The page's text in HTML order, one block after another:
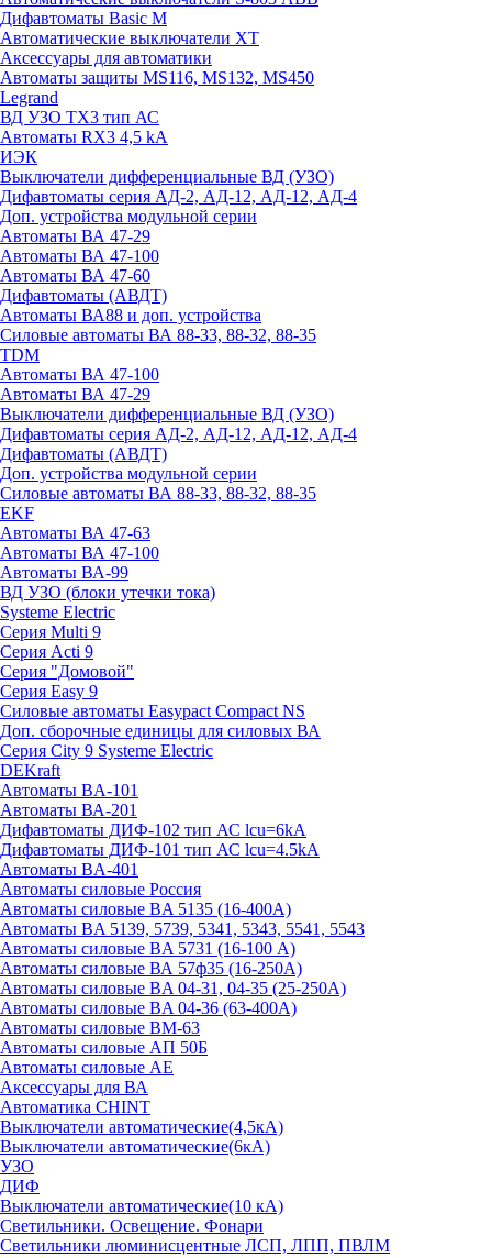
Дифавтоматы Basic M
Автоматические выключатели XT
Аксессуары для автоматики
Автоматы защиты MS116, MS132, MS450
Legrand
ВД УЗО TX3 тип АС
Автоматы RX3 4,5 kA
ИЭК
Выключатели дифференциальные ВД (УЗО)
Дифавтоматы серия АД-2, АД-12, АД-12, АД-4
Доп. устройства модульной серии
Автоматы ВА 47-29
Автоматы ВА 47-100
Автоматы ВА 47-60
Дифавтоматы (АВДТ)
Автоматы ВА88 и доп. устройства
Силовые автоматы ВА 88-33, 88-32, 88-35
TDM
Автоматы ВА 47-100
Автоматы ВА 47-29
Выключатели дифференциальные ВД (УЗО)
Дифавтоматы серия АД-2, АД-12, АД-12, АД-4
Дифавтоматы (АВДТ)
Доп. устройства модульной серии
Силовые автоматы ВА 88-33, 88-32, 88-35
EKF
Автоматы ВА 47-63
Автоматы ВА 47-100
Автоматы ВА-99
ВД УЗО (блоки утечки тока)
Systeme Electric
Серия Multi 9
Серия Acti 9
Серия "Домовой"
Серия Easy 9
Силовые автоматы Easypact Compact NS
Доп. сборочные единицы для силовых ВА
Серия City 9 Systeme Electric
DEKraft
Автоматы BA-101
Автоматы ВА-201
Дифавтоматы ДИФ-102 тип АС lcu=6kA
Дифавтоматы ДИФ-101 тип АС lcu=4.5kA
Автоматы BA-401
Автоматы силовые Россия
Автоматы силовые BA 5135 (16-400А)
Автоматы BA 5139, 5739, 5341, 5343, 5541, 5543
Автоматы силовые BA 5731 (16-100 А)
Автоматы силовые ВА 57ф35 (16-250А)
Автоматы силовые BA 04-31, 04-35 (25-250А)
Автоматы силовые BA 04-36 (63-400А)
Автоматы силовые ВМ-63
Автоматы силовые АП 50Б
Автоматы силовые АЕ
Аксессуары для ВА
Автоматика CHINT
Выключатели автоматические(4,5кА)
Выключатели автоматические(6кА)
УЗО
ДИФ
Выключатели автоматические(10 кА)
Светильники. Освещение. Фонари
Светильники люминисцентные ЛСП, ЛПП, ПВЛМ